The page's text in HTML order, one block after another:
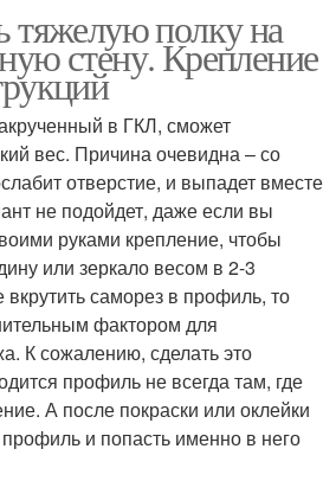
тяжелую полку на
стену. Крепление
в ГКЛ, сможет
вес. Причина очевидна – со
отверстие, и выпадет вместе
не подойдет, даже если вы
руками крепление, чтобы
или зеркало весом в 2-3
саморез в профиль, то
фактором для
К сожалению, сделать это
профиль не всегда там, где
А после покраски или оклейки
и попасть именно в него